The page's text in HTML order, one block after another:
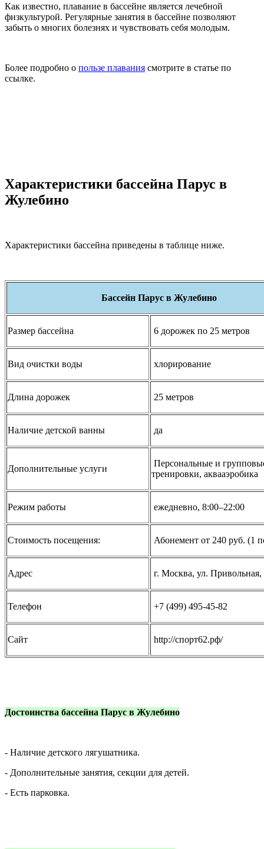
Как известно, плавание в бассейне является лечебной
физкультурой. Регулярные занятия в бассейне позволяют
забыть о многих болезнях и чувствовать себя молодым.
Более подробно о пользе плавания смотрите в статье по
ссылке.
Характеристики бассейна Парус в
Жулебино
Характеристики бассейна приведены в таблице ниже.
Бассейн Парус в Жулебино
Размер бассейна 6 дорожек по 25 метров
Вид очистки воды хлорирование
Длина дорожек 25 метров
Наличие детской ванны да
Дополнительные услуги
Персональные и
тренировки, аквааэробика
Режим работы ежедневно, 8:00–22:00
Стоимость посещения: Абонемент от 240 руб. (1
Адрес г. Москва, ул. Привольная,
Телефон +7 (499) 495-45-82
Сайт http://спорт62.рф/
Достоинства бассейна Парус в Жулебино
- Наличие детского лягушатника.
- Дополнительные занятия, секции для детей.
- Есть парковка.